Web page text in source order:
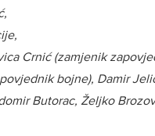
Crnić (zamjenik
bojne), Damir
Butorac, Željko